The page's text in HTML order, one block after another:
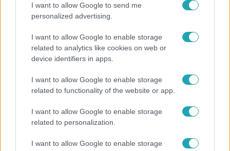
I want to allow Google to send me
personalized advertising.
I want to allow Google to enable storage
related to analytics like cookies on web or
device identifiers in apps.
I want to allow Google to enable storage
related to functionality of the website or app.
I want to allow Google to enable storage
related to personalization.
I want to allow Google to enable storage
Megvan, kik váltják a fenyegetés miatt visszalépő